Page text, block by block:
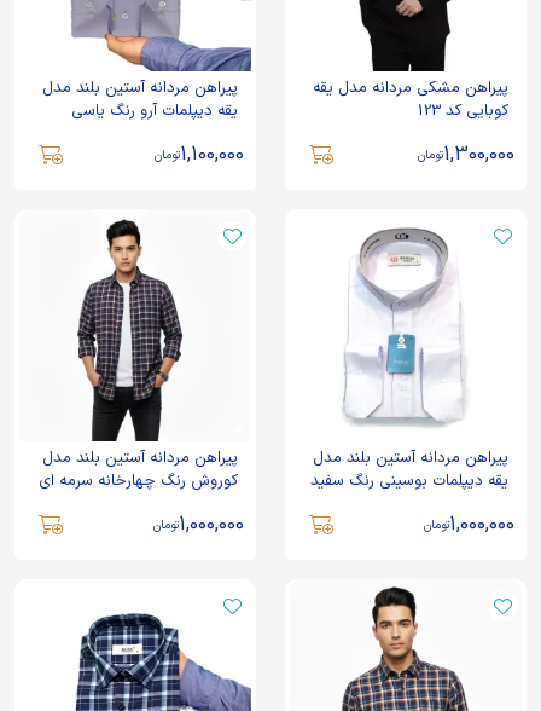
پیراهن مشکی مردانه مدل یقه
کوبایی کد 123
1,300,000تومان
پیراهن مردانه آستین بلند مدل
یقه دیپلمات آرو رنگ یاسی
1,100,000تومان
پیراهن مردانه آستین بلند مدل
یقه دیپلمات بوسینی رنگ سفید
1,000,000تومان
پیراهن مردانه آستین بلند مدل
کوروش رنگ چهارخانه سرمه ای
1,000,000تومان